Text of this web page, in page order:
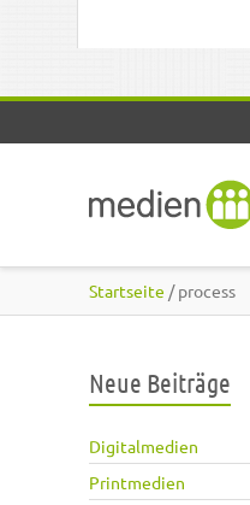
Startseite / process
Neue Beiträge
Digitalmedien
Printmedien